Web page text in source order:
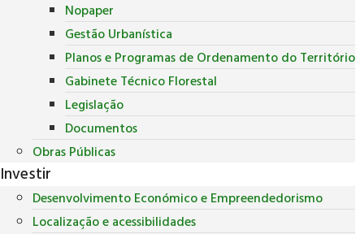
Nopaper
Gestão Urbanística
Planos e Programas de Ordenamento do Território
Gabinete Técnico Florestal
Legislação
Documentos
Obras Públicas
Investir
Desenvolvimento Económico e Empreendedorismo
Localização e acessibilidades